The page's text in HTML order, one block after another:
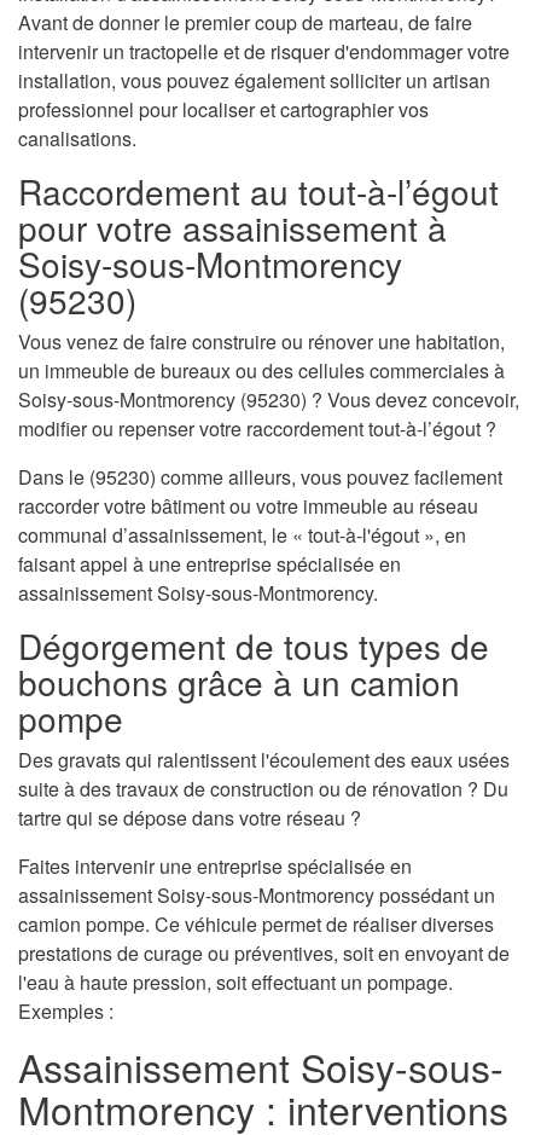
Avant de donner le premier coup de marteau, de faire
intervenir un tractopelle et de risquer d'endommager votre
installation, vous pouvez également solliciter un artisan
professionnel pour localiser et cartographier vos
canalisations.
Raccordement au tout-à-l’égout
pour votre assainissement à
Soisy-sous-Montmorency
(95230)
Vous venez de faire construire ou rénover une habitation,
un immeuble de bureaux ou des cellules commerciales à
Soisy-sous-Montmorency (95230) ? Vous devez concevoir,
modifier ou repenser votre raccordement tout-à-l’égout ?
Dans le (95230) comme ailleurs, vous pouvez facilement
raccorder votre bâtiment ou votre immeuble au réseau
communal d’assainissement, le « tout-à-l'égout », en
faisant appel à une entreprise spécialisée en
assainissement Soisy-sous-Montmorency.
Dégorgement de tous types de
bouchons grâce à un camion
pompe
Des gravats qui ralentissent l'écoulement des eaux usées
suite à des travaux de construction ou de rénovation ? Du
tartre qui se dépose dans votre réseau ?
Faites intervenir une entreprise spécialisée en
assainissement Soisy-sous-Montmorency possédant un
camion pompe. Ce véhicule permet de réaliser diverses
prestations de curage ou préventives, soit en envoyant de
l'eau à haute pression, soit effectuant un pompage.
Exemples :
Assainissement Soisy-sous-
Montmorency : interventions